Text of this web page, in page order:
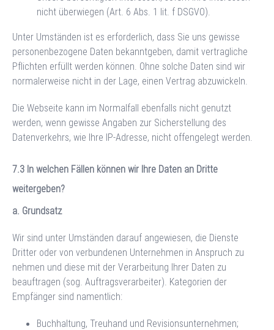
nicht überwiegen (Art. 6 Abs. 1 lit. f DSGVO).
Unter Umständen ist es erforderlich, dass Sie uns gewisse
personenbezogene Daten bekanntgeben, damit vertragliche
Pflichten erfüllt werden können. Ohne solche Daten sind wir
normalerweise nicht in der Lage, einen Vertrag abzuwickeln.
Die Webseite kann im Normalfall ebenfalls nicht genutzt
werden, wenn gewisse Angaben zur Sicherstellung des
Datenverkehrs, wie Ihre IP-Adresse, nicht offengelegt werden.
In welchen Fällen können wir Ihre Daten an Dritte
weitergeben?
a. Grundsatz
Wir sind unter Umständen darauf angewiesen, die Dienste
Dritter oder von verbundenen Unternehmen in Anspruch zu
nehmen und diese mit der Verarbeitung Ihrer Daten zu
beauftragen (sog. Auftragsverarbeiter). Kategorien der
Empfänger sind namentlich:
Buchhaltung, Treuhand und Revisionsunternehmen;